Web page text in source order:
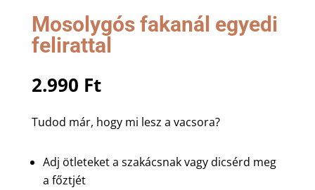
Mosolygós fakanál egyedi
felirattal
2.990 Ft
Tudod már, hogy mi lesz a vacsora?
Adj ötleteket a szakácsnak vagy dicsérd meg
a főztjét